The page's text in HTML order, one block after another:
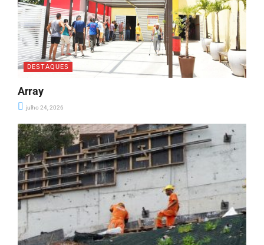
DESTAQUES
Array
julho 24, 2026